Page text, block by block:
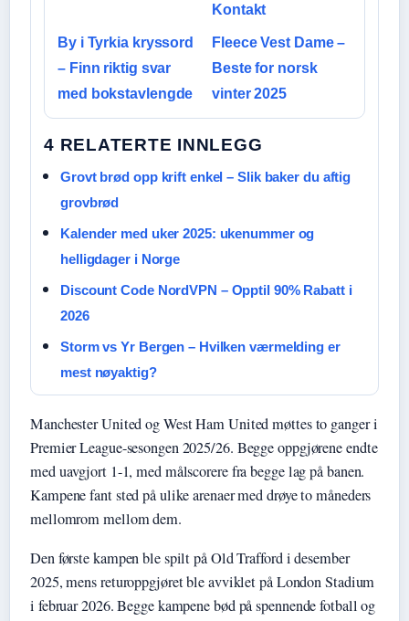
Kontakt
By i Tyrkia kryssord
– Finn riktig svar
med bokstavlengde
Fleece Vest Dame –
Beste for norsk
vinter 2025
4 RELATERTE INNLEGG
Grovt brød opp krift enkel – Slik baker du aftig
grovbrød
Kalender med uker 2025: ukenummer og
helligdager i Norge
Discount Code NordVPN – Opptil 90% Rabatt i
2026
Storm vs Yr Bergen – Hvilken værmelding er
mest nøyaktig?
Manchester United og West Ham United møttes to ganger i
Premier League-sesongen 2025/26. Begge oppgjørene endte
med uavgjort 1-1, med målscorere fra begge lag på banen.
Kampene fant sted på ulike arenaer med drøye to måneders
mellomrom mellom dem.
Den første kampen ble spilt på Old Trafford i desember
2025, mens returoppgjøret ble avviklet på London Stadium
i februar 2026. Begge kampene bød på spennende fotball og